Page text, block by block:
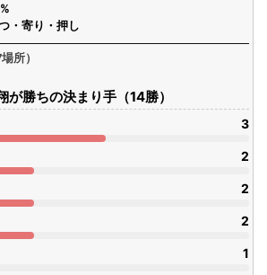
・寄り・押し
所）
が勝ちの決まり手（14勝）
3
2
2
2
1